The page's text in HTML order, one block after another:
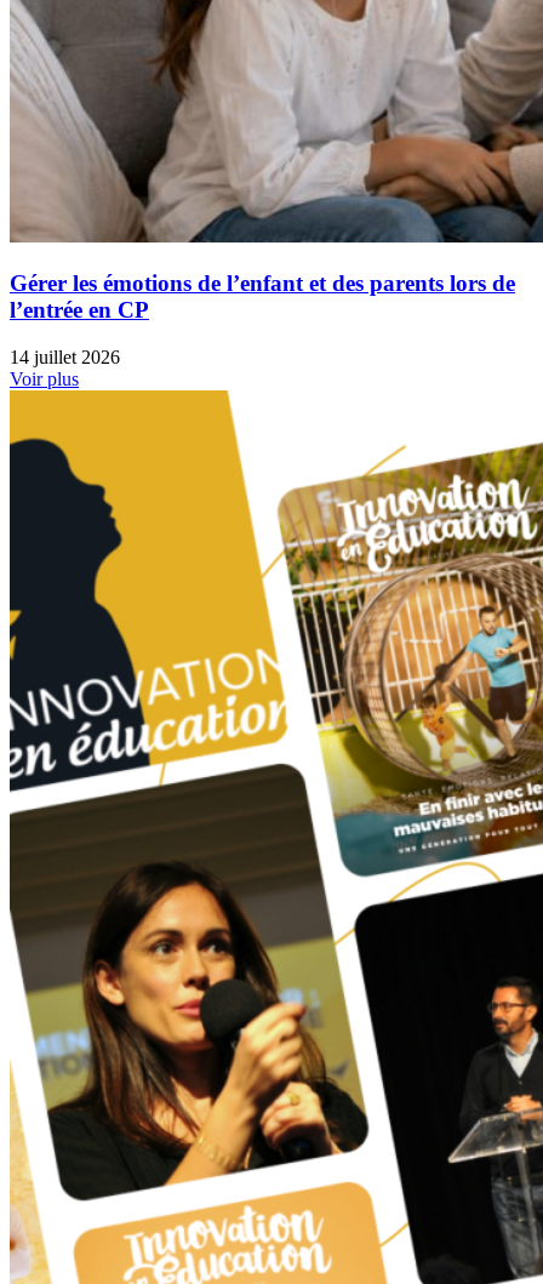
Gérer les émotions de l’enfant et des parents lors de
l’entrée en CP
14 juillet 2026
Voir plus